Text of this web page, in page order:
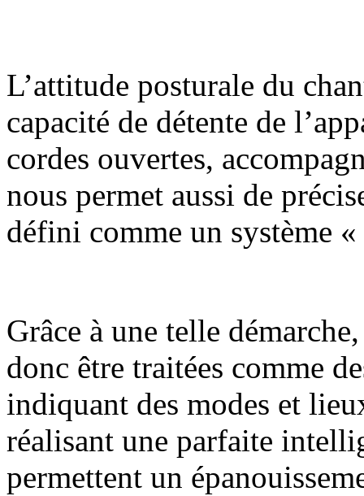
L’attitude posturale du
capacité de détente de
cordes ouvertes,
nous permet aussi de
défini comme un système
Grâce à une telle
donc être traitées comme
indiquant des modes et
réalisant une parfaite
permettent un